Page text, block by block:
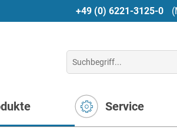
+49 (0) 6221-3125-0
Service